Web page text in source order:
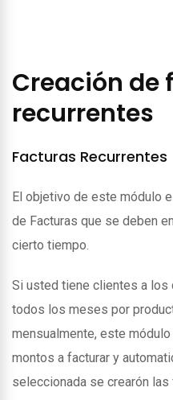
Creación de
recurrentes
Facturas Recurrentes
El objetivo de este módulo
de Facturas que se deben
cierto tiempo.
Si usted tiene clientes a
todos los meses por
mensualmente, este
montos a facturar y
seleccionada se crearón